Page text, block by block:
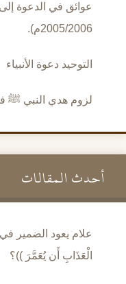
2005/2006م).
التوحيد دعوة الأنبياء
لزوم هدي النبي ﷺ
أحدث المقالات
علام يعود الضمير
الْعَذَابِ أَن يُعَمَّرَ ))؟